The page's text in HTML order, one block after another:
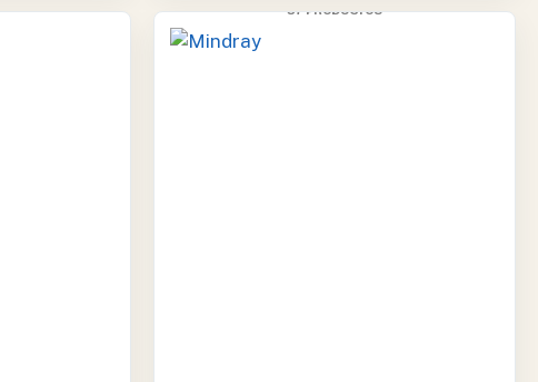
37 PRODUCTOS